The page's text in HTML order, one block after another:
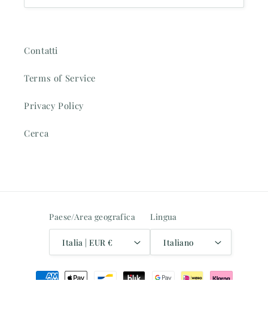
Contatti
Terms of Service
Privacy Policy
Cerca
Paese/Area geografica
Italia | EUR €
Lingua
Italiano
Metodi